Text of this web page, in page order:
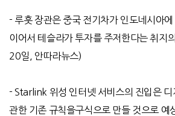
- 루훗 장관은 중국 전기차가 인도네시아
이어서 테슬라가 투자를 주저한다는 취지
20일, 안따라뉴스)
- Starlink 위성 인터넷 서비스의 진입은 디
관한 기존 규칙을구식으로 만들 것으로 예